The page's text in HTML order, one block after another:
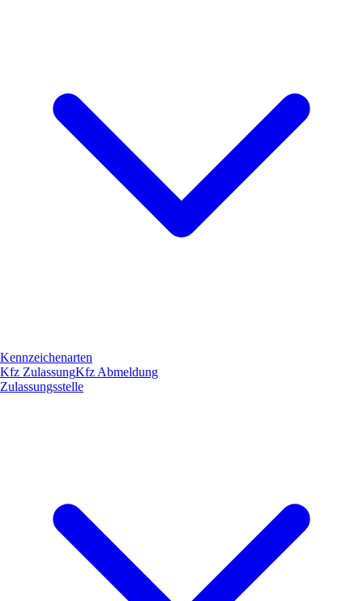
Kennzeichenarten
Kfz ZulassungKfz Abmeldung
Zulassungsstelle